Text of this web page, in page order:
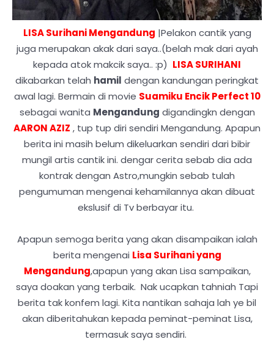
LISA Surihani Mengandung |Pelakon cantik yang
juga merupakan akak dari saya..(belah mak dari ayah
kepada atok makcik saya.. :p) LISA SURIHANI
dikabarkan telah hamil dengan kandungan peringkat
awal lagi. Bermain di movie Suamiku Encik Perfect 10
sebagai wanita Mengandung digandingkn dengan
AARON AZIZ , tup tup diri sendiri Mengandung. Apapun
berita ini masih belum dikeluarkan sendiri dari bibir
mungil artis cantik ini. dengar cerita sebab dia ada
kontrak dengan Astro,mungkin sebab tulah
pengumuman mengenai kehamilannya akan dibuat
ekslusif di Tv berbayar itu.
Apapun semoga berita yang akan disampaikan ialah
berita mengenai Lisa Surihani yang
Mengandung,apapun yang akan Lisa sampaikan,
saya doakan yang terbaik. Nak ucapkan tahniah Tapi
berita tak konfem lagi. Kita nantikan sahaja lah ye bil
akan diberitahukan kepada peminat-peminat Lisa,
termasuk saya sendiri.